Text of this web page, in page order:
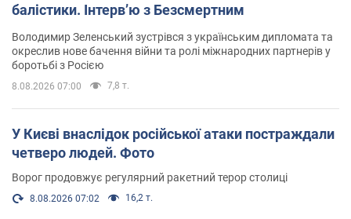
балістики. Інтерв’ю з Безсмертним
Володимир Зеленський зустрівся з українським дипломата та
окреслив нове бачення війни та ролі міжнародних партнерів у
боротьбі з Росією
8.08.2026 07:00 7,8 т.
У Києві внаслідок російської атаки постраждали
четверо людей. Фото
Ворог продовжує регулярний ракетний терор столиці
8.08.2026 07:02 16,2 т.